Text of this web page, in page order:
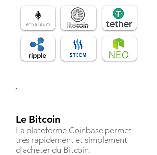
Le Bitcoin
La plateforme Coinbase permet
très rapidement et simplement
d'acheter du Bitcoin.